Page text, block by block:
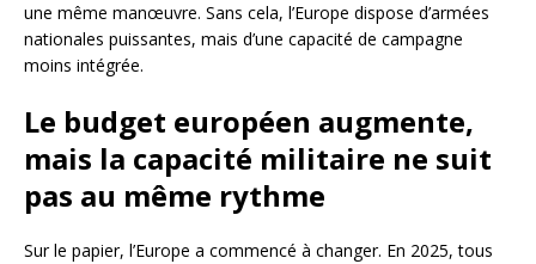
une même manœuvre. Sans cela, l’Europe dispose d’armées
nationales puissantes, mais d’une capacité de campagne
moins intégrée.
Le budget européen augmente,
mais la capacité militaire ne suit
pas au même rythme
Sur le papier, l’Europe a commencé à changer. En 2025, tous